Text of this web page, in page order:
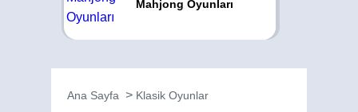
Mahjong Oyunları
Ana Sayfa Klasik Oyunlar